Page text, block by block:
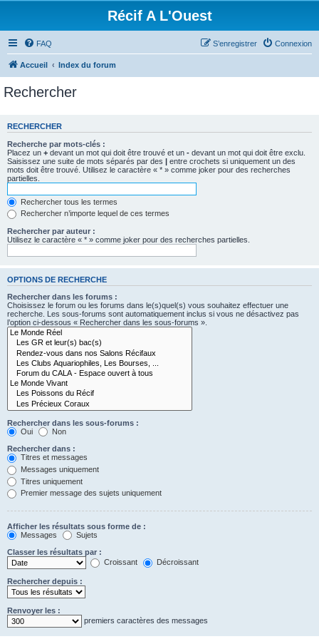
Récif A L'Ouest
FAQ Connexion
S’enregistrer
Accueil Index du forum
Rechercher
RECHERCHER
Recherche par mots-clés :
Placez un + devant un mot qui doit être trouvé et un - devant un mot qui doit être exclu.
Saisissez une suite de mots séparés par des | entre crochets si uniquement un des
mots doit être trouvé. Utilisez le caractère « * » comme joker pour des recherches
partielles.
Rechercher tous les termes
Rechercher n’importe lequel de ces termes
Rechercher par auteur :
Utilisez le caractère « * » comme joker pour des recherches partielles.
OPTIONS DE RECHERCHE
Rechercher dans les forums :
Choisissez le forum ou les forums dans le(s)quel(s) vous souhaitez effectuer une
recherche. Les sous-forums sont automatiquement inclus si vous ne désactivez pas
l’option ci-dessous « Rechercher dans les sous-forums ».
Rechercher dans les sous-forums :
Oui
Non
Rechercher dans :
Titres et messages
Messages uniquement
Titres uniquement
Premier message des sujets uniquement
Afficher les résultats sous forme de :
Messages
Sujets
Classer les résultats par :
Croissant
Décroissant
Rechercher depuis :
Renvoyer les :
premiers caractères des messages